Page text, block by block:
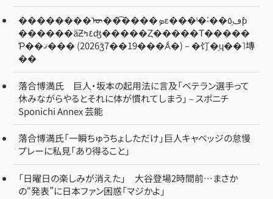
��������ᡡ��͡����ܤε���ˡ�˸��ڡ֥٥ƥ
������äƵ٤ߤʤ�����Ȥ�����Τ�����
Ƥ��ޤ��� (2026ǯ7��19���Ǻ�) – �饤�֥ɥ��˥塼
��
落合博満氏 巨人・坂本の起用法に言及「ベテラン選手って
休みながらやるとそれに体が慣れてしまう」 – スポニチ
Sponichi Annex 芸能
落合博満氏「一瞬ちゅうちょしただけ」巨人キャベッジの怠慢
プレーに私見「あり得ること」
「日曜日の楽しみが消えた」 大谷登場2時間前…まさか
の“発表”に日本ファン困惑「マジかよ」